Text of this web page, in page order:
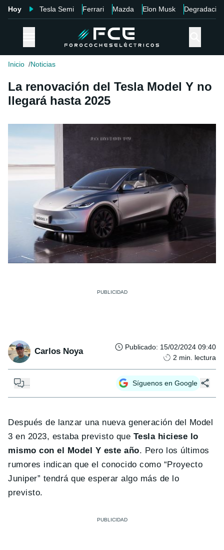
Hoy Tesla Semi Ferrari Mazda Elon Musk Degradación
Inicio Noticias
La renovación del Tesla Model Y no
llegará hasta 2025
Carlos Noya Publicado: 15/02/2024 09:40
2 min. lectura
Síguenos en Google
Después de lanzar una nueva generación del Model
3 en 2023, estaba previsto que Tesla hiciese lo
mismo con el Model Y este año. Pero los últimos
rumores indican que el conocido como “Proyecto
Juniper” tendrá que esperar algo más de lo
previsto.